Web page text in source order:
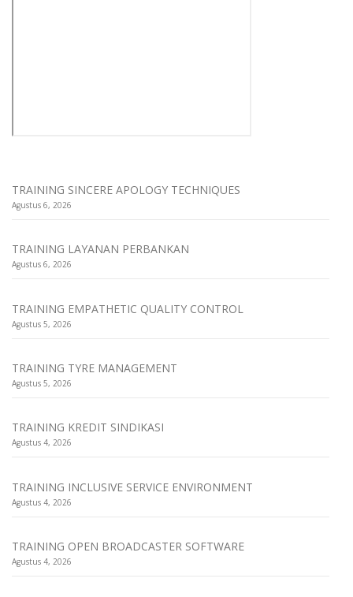
TRAINING SINCERE APOLOGY TECHNIQUES
Agustus 6, 2026
TRAINING LAYANAN PERBANKAN
Agustus 6, 2026
TRAINING EMPATHETIC QUALITY CONTROL
Agustus 5, 2026
TRAINING TYRE MANAGEMENT
Agustus 5, 2026
TRAINING KREDIT SINDIKASI
Agustus 4, 2026
TRAINING INCLUSIVE SERVICE ENVIRONMENT
Agustus 4, 2026
TRAINING OPEN BROADCASTER SOFTWARE
Agustus 4, 2026